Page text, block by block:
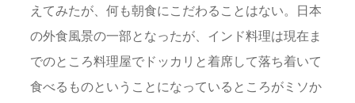
えてみたが、何も朝食にこだわることはない。日本
の外食風景の一部となったが、インド料理は現在ま
でのところ料理屋でドッカリと着席して落ち着いて
食べるものということになっているところがミソか